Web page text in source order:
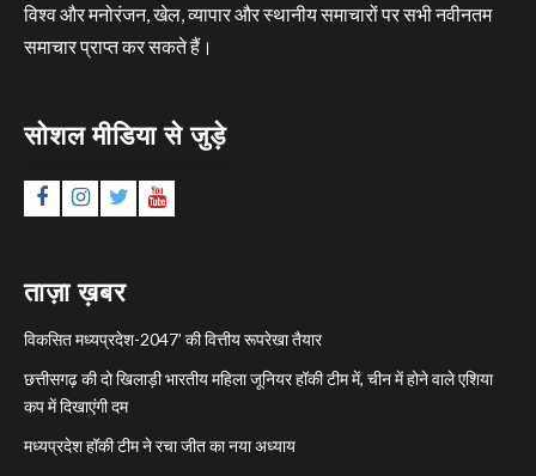
विश्व और मनोरंजन, खेल, व्यापार और स्थानीय समाचारों पर सभी नवीनतम
समाचार प्राप्त कर सकते हैं।
सोशल मीडिया से जुड़े
FacebookInstagram
TwitterYouTube
ताज़ा ख़बर
विकसित मध्यप्रदेश-2047’ की वित्तीय रूपरेखा तैयार
छत्तीसगढ़ की दो खिलाड़ी भारतीय महिला जूनियर हॉकी टीम में, चीन में होने वाले एशिया
कप में दिखाएंगी दम
मध्यप्रदेश हॉकी टीम ने रचा जीत का नया अध्याय